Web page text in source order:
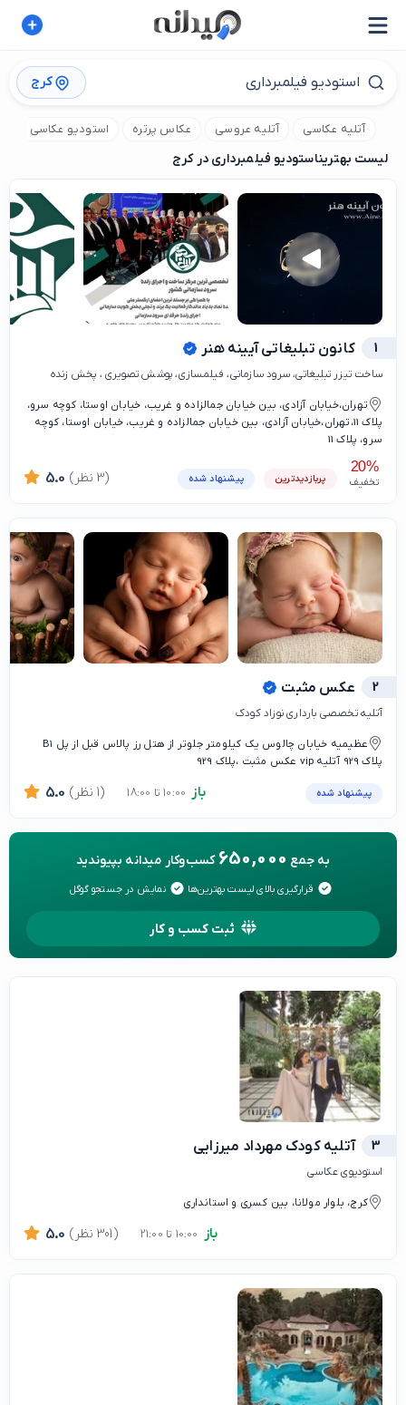
کرج
آتلیه عکاسی آتلیه عروسی عکاس پرتره استودیو عکاسی
لیست بهتریناستودیو فیلمبرداری در کرج
1 کانون تبلیغاتی آیینه هنر
ساخت تیزر تبلیغاتی، سرود سازمانی، فیلمسازی، پوشش تصویری ، پخش زنده
تهران،خیابان آزادی، بین خیابان جمالزاده و غریب، خیابان اوستا، کوچه سرو،
پلاک 11،تهران،خیابان آزادی، بین خیابان جمالزاده و غریب، خیابان اوستا، کوچه
سرو، پلاک 11
20%
تخفیف پربازدیدترین پیشنهاد شده 5.0 (3 نظر)
2 عکس مثبت
آتلیه تخصصی بارداری نوزاد کودک
عظیمیه خیابان چالوس یک کیلومتر جلوتر از هتل رز پالاس قبل از پل B1
پلاک 929 آتلیه vip عکس مثبت ،پلاک 929
پیشنهاد شده باز 5.0 (1 نظر)
به جمع 650,000 کسب‌وکار میدانه بپیوندید
قرارگیری بالای لیست بهترین‌ها نمایش در جستجو گوگل
ثبت کسب و کار
3 آتلیه کودک مهرداد میرزایی
استودیوی عکاسی
کرج، بلوار مولانا، بین کسری و استانداری
باز 5.0 (301 نظر)